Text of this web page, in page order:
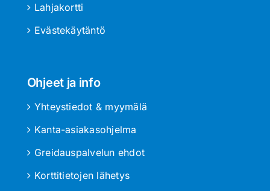
Lahjakortti
Evästekäytäntö
Ohjeet ja info
Yhteystiedot & myymälä
Kanta-asiakasohjelma
Greidauspalvelun ehdot
Korttitietojen lähetys